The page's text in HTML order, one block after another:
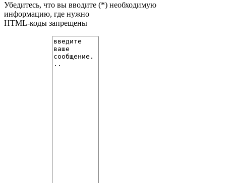
Убедитесь, что вы вводите (*) необходимую
информацию, где нужно
HTML-коды запрещены